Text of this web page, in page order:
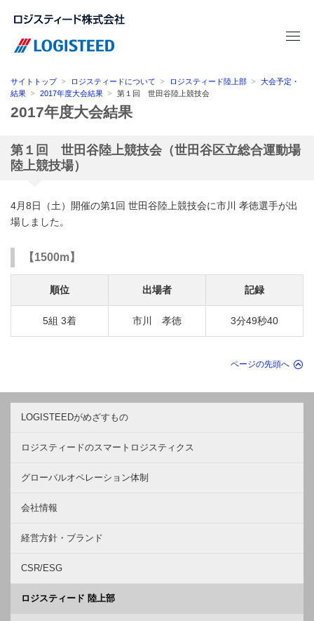
サイトトップ ロジスティードについて ロジスティード陸上部
大会予定・
結果
2017年度大会結果 第１回 世田谷陸上競技会
2017年度大会結果
第１回 世田谷陸上競技会（世田谷区立総合運動場
陸上競技場）
4月8日（土）開催の第1回 世田谷陸上競技会に市川 孝徳選手が出
場しました。
【1500m】
順位 出場者 記録
5組 3着 市川 孝徳 3分49秒40
ページの先頭へ
LOGISTEEDがめざすもの
ロジスティードのスマートロジスティクス
グローバルオペレーション体制
会社情報
経営方針・ブランド
CSR/ESG
ロジスティード 陸上部